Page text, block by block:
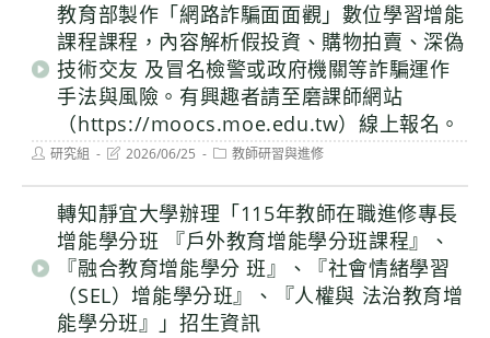
教育部製作「網路詐騙面面觀」數位學習增能
課程課程，內容解析假投資、購物拍賣、深偽
技術交友 及冒名檢警或政府機關等詐騙運作
手法與風險。有興趣者請至磨課師網站
（https://moocs.moe.edu.tw）線上報名。
Post研究組
Post
modified:
2026/06/25
Post教師研習與進修
轉知靜宜大學辦理「115年教師在職進修專長
增能學分班 『戶外教育增能學分班課程』、
『融合教育增能學分 班』、『社會情緒學習
（SEL）增能學分班』、『人權與 法治教育增
能學分班』」招生資訊